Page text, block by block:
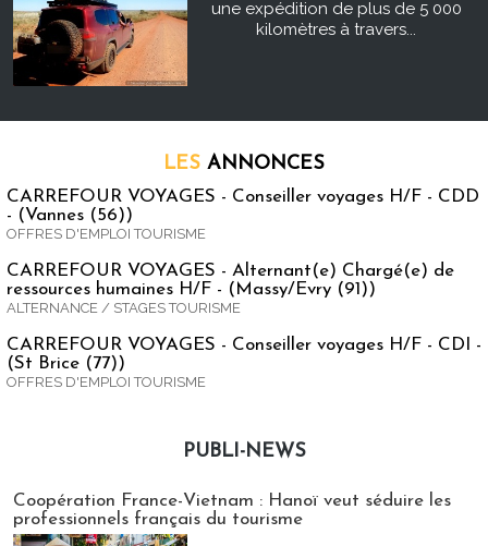
une expédition de plus de 5 000
kilomètres à travers...
LES ANNONCES
CARREFOUR VOYAGES - Conseiller voyages H/F - CDD
- (Vannes (56))
OFFRES D'EMPLOI TOURISME
CARREFOUR VOYAGES - Alternant(e) Chargé(e) de
ressources humaines H/F - (Massy/Evry (91))
ALTERNANCE / STAGES TOURISME
CARREFOUR VOYAGES - Conseiller voyages H/F - CDI -
(St Brice (77))
OFFRES D'EMPLOI TOURISME
PUBLI-NEWS
Coopération France-Vietnam : Hanoï veut séduire les
professionnels français du tourisme